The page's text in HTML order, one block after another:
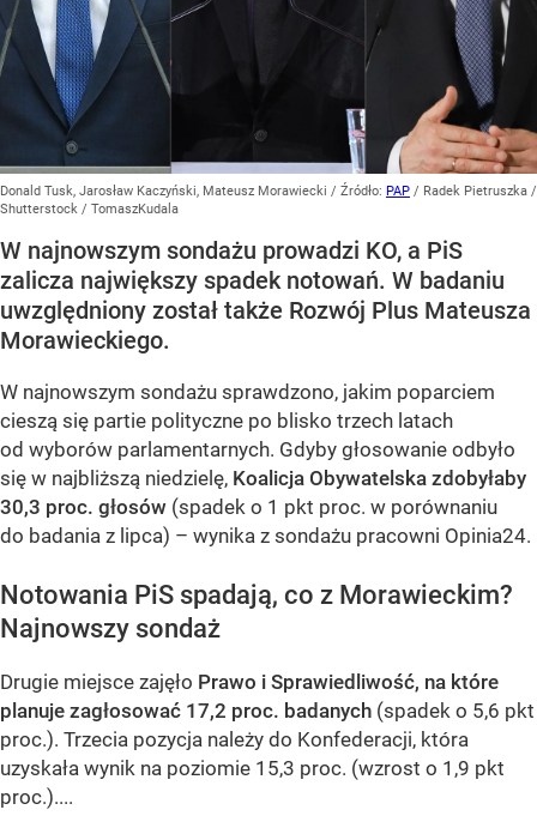
Donald Tusk, Jarosław Kaczyński, Mateusz Morawiecki / Źródło: PAP / Radek Pietruszka /
Shutterstock / TomaszKudala
W najnowszym sondażu prowadzi KO, a PiS
zalicza największy spadek notowań. W badaniu
uwzględniony został także Rozwój Plus Mateusza
Morawieckiego.
W najnowszym sondażu sprawdzono, jakim poparciem
cieszą się partie polityczne po blisko trzech latach
od wyborów parlamentarnych. Gdyby głosowanie odbyło
się w najbliższą niedzielę, Koalicja Obywatelska zdobyłaby
30,3 proc. głosów (spadek o 1 pkt proc. w porównaniu
do badania z lipca) – wynika z sondażu pracowni Opinia24.
Notowania PiS spadają, co z Morawieckim?
Najnowszy sondaż
Drugie miejsce zajęło Prawo i Sprawiedliwość, na które
planuje zagłosować 17,2 proc. badanych (spadek o 5,6 pkt
proc.). Trzecia pozycja należy do Konfederacji, która
uzyskała wynik na poziomie 15,3 proc. (wzrost o 1,9 pkt
proc.)....